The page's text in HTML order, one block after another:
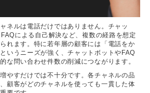
ネルは電話だけではありません。チャッ
による自己解決など、複数の経路を想定
れます。特に若年層の顧客には「電話をか
いうニーズが強く、チャットボットやFAQ
な問い合わせ件数の削減につながります。
やすだけでは不十分です。各チャネルの品
顧客がどのチャネルを使っても一貫した体